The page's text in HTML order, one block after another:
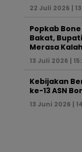
22 Juli 2026 |
Popkab
Bakat,
Merasa Kalah
13 Juli 2026 |
Kebijakan
ke-13 ASN
13 Juni 2026 |